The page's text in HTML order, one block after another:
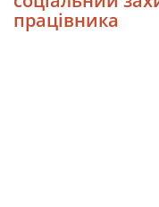
працівника